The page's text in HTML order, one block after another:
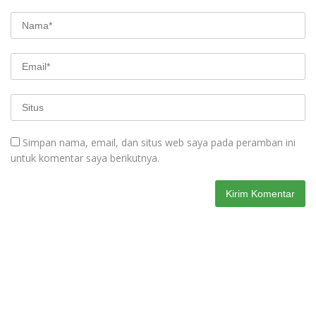
Simpan nama, email, dan situs web saya pada peramban ini
untuk komentar saya berikutnya.